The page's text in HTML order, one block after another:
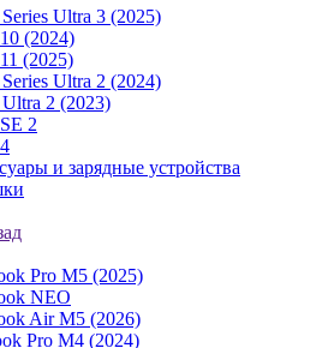
Ultra 3 (2025)
(2024)
(2025)
Ultra 2 (2024)
2 (2023)
2
и зарядные устройства
Pro M5 (2025)
NEO
Air M5 (2026)
Pro M4 (2024)